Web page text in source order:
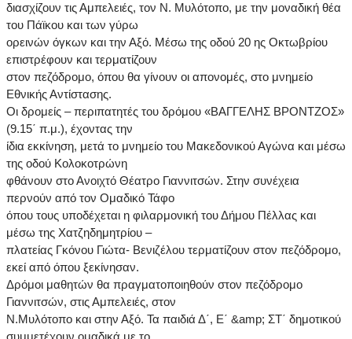
διασχίζουν τις Αμπελειές, τον Ν. Μυλότοπο, με την μοναδική θέα
του Πάϊκου και των γύρω
ορεινών όγκων και την Αξό. Μέσω της οδού 20 ης Οκτωβρίου
επιστρέφουν και τερματίζουν
στον πεζόδρομο, όπου θα γίνουν οι απονομές, στο μνημείο
Εθνικής Αντίστασης.
Οι δρομείς – περιπατητές του δρόμου «ΒΑΓΓΕΛΗΣ ΒΡΟΝΤΖΟΣ»
(9.15΄ π.μ.), έχοντας την
ίδια εκκίνηση, μετά το μνημείο του Μακεδονικού Αγώνα και μέσω
της οδού Κολοκοτρώνη
φθάνουν στο Ανοιχτό Θέατρο Γιαννιτσών. Στην συνέχεια
περνούν από τον Ομαδικό Τάφο
όπου τους υποδέχεται η φιλαρμονική του Δήμου Πέλλας και
μέσω της Χατζηδημητρίου –
πλατείας Γκόνου Γιώτα- Βενιζέλου τερματίζουν στον πεζόδρομο,
εκεί από όπου ξεκίνησαν.
Δρόμοι μαθητών θα πραγματοποιηθούν στον πεζόδρομο
Γιαννιτσών, στις Αμπελειές, στον
Ν.Μυλότοπο και στην Αξό. Τα παιδιά Δ΄, Ε΄ &amp; ΣΤ΄ δημοτικού